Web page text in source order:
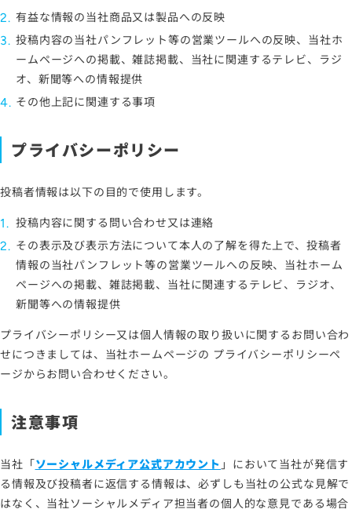
有益な情報の当社商品又は製品への反映
投稿内容の当社パンフレット等の営業ツールへの反映、当社ホ
ームページへの掲載、雑誌掲載、当社に関連するテレビ、ラジ
オ、新聞等への情報提供
その他上記に関連する事項
プライバシーポリシー
投稿者情報は以下の目的で使用します。
投稿内容に関する問い合わせ又は連絡
その表示及び表示方法について本人の了解を得た上で、投稿者
情報の当社パンフレット等の営業ツールへの反映、当社ホーム
ページへの掲載、雑誌掲載、当社に関連するテレビ、ラジオ、
新聞等への情報提供
プライバシーポリシー又は個人情報の取り扱いに関するお問い合わ
せにつきましては、当社ホームページの プライバシーポリシーペ
ージからお問い合わせください。
注意事項
当社「ソーシャルメディア公式アカウント 」において当社が発信す
る情報及び投稿者に返信する情報は、必ずしも当社の公式な見解で
はなく、当社ソーシャルメディア担当者の個人的な意見である場合